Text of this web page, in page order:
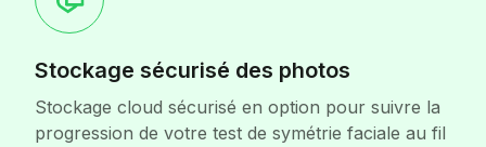
Stockage sécurisé des photos
Stockage cloud sécurisé en option pour suivre la
progression de votre test de symétrie faciale au fil